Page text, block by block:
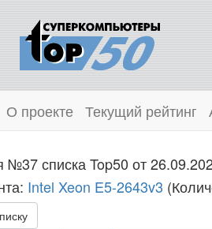
О проекте Текущий рейтинг
№37 списка Top50 от
Intel Xeon E5-2643v3